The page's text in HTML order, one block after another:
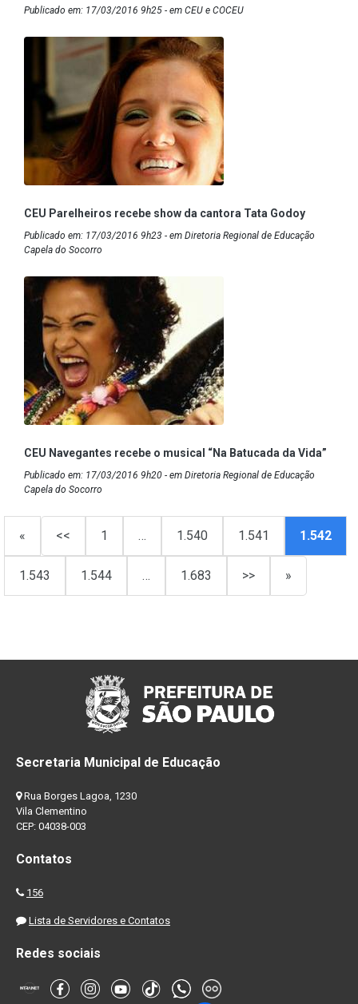
Publicado em: 17/03/2016 9h25 - em CEU e COCEU
CEU Parelheiros recebe show da cantora Tata Godoy
Publicado em: 17/03/2016 9h23 - em Diretoria Regional de Educação
Capela do Socorro
CEU Navegantes recebe o musical “Na Batucada da Vida”
Publicado em: 17/03/2016 9h20 - em Diretoria Regional de Educação
Capela do Socorro
« << 1 … 1.540 1.541 1.542
1.543 1.544 … 1.683 >> »
Secretaria Municipal de Educação
Rua Borges Lagoa, 1230
Vila Clementino
CEP: 04038-003
Contatos
156
Lista de Servidores e Contatos
Redes sociais